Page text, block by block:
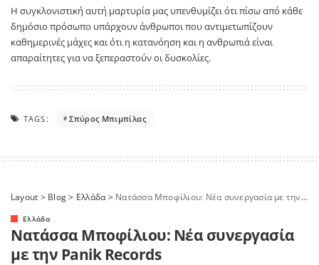
Η συγκλονιστική αυτή μαρτυρία μας υπενθυμίζει ότι πίσω από κάθε
δημόσιο πρόσωπο υπάρχουν άνθρωποι που αντιμετωπίζουν
καθημερινές μάχες και ότι η κατανόηση και η ανθρωπιά είναι
απαραίτητες για να ξεπεραστούν οι δυσκολίες.
TAGS: Σπύρος Μπιμπίλας
Layout > Blog> Ελλάδα> Νατάσσα Μποφίλιου: Νέα συνεργασία με την Panik Records
Ελλάδα
Νατάσσα Μποφίλιου: Νέα συνεργασία
με την Panik Records